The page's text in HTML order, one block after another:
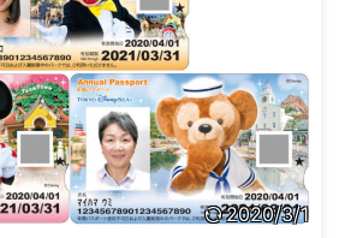
2020/3/1